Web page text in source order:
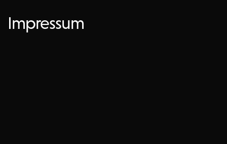
Impressum